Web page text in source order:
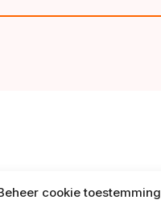
cookie toestemming